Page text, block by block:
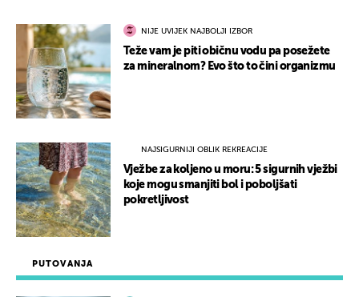
PUTOVANJA
NIJE UVIJEK NAJBOLJI IZBOR
Teže vam je piti običnu vodu pa posežete
za mineralnom? Evo što to čini organizmu
NAJSIGURNIJI OBLIK REKREACIJE
Vježbe za koljeno u moru: 5 sigurnih vježbi
koje mogu smanjiti bol i poboljšati
pokretljivost